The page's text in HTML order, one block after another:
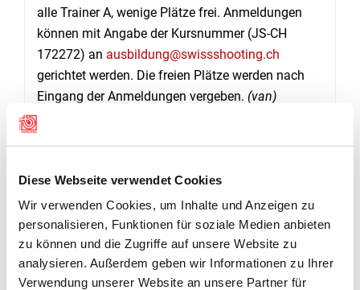
Diese Webseite verwendet Cookies
Wir verwenden Cookies, um Inhalte und Anzeigen zu
personalisieren, Funktionen für soziale Medien anbieten
zu können und die Zugriffe auf unsere Website zu
analysieren. Außerdem geben wir Informationen zu Ihrer
Verwendung unserer Website an unsere Partner für
alle Trainer A, wenige Plätze frei. Anmeldungen
können mit Angabe der Kursnummer (JS-CH
172272) an ausbildung@swissshooting.ch
gerichtet werden. Die freien Plätze werden nach
Eingang der Anmeldungen vergeben. (van)